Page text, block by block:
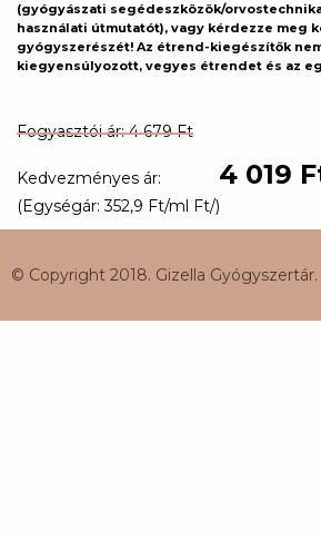
Fogyasztói ár: 4 679 Ft
Kedvezményes ár: 4 019
(Egységár: 352,9 Ft/ml Ft/)
(gyógyászati segédeszközök/
használati útmutatót), vagy kérdezze meg
gyógyszerészét! Az étrend-kiegészítők
kiegyensúlyozott, vegyes étrendet és az
© Copyright 2018. Gizella Gyógyszertár.